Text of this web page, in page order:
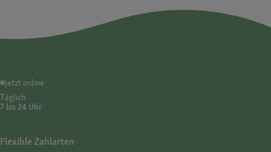
Jetzt online
Täglich
7 bis 24 Uhr
Flexible Zahlarten